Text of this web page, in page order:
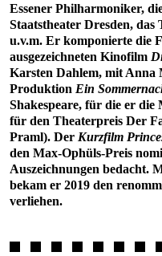
Essener Philharmoniker,
Staatstheater Dresden,
u.v.m. Er komponierte die
ausgezeichneten Kinofilm
Karsten Dahlem, mit
Produktion Ein
Shakespeare, für die er
für den Theaterpreis Der
Praml). Der Kurzfilm
den Max-Ophüls-Preis
Auszeichnungen bedacht.
bekam er 2019 den
verliehen.